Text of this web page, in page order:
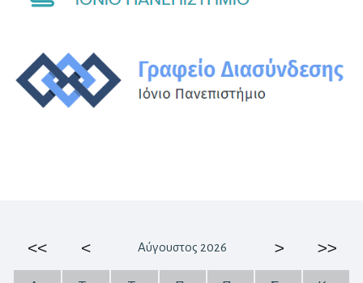
<< < Αύγουστος 2026 > >>